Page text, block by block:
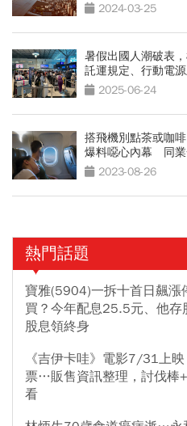
2024-03-25
暑假出國人潮破表
託運規定、行動電
2025-06-24
搭飛機別點茶或咖
爆料噁心內幕 同業
2023-08-26
熱門話題
寶雅(5904)一拆十首日飆
買？今年配息25.5元、他存
股息領終身
《吉伊卡哇》電影7/31上
票…販售資訊整理，討伐棒
看